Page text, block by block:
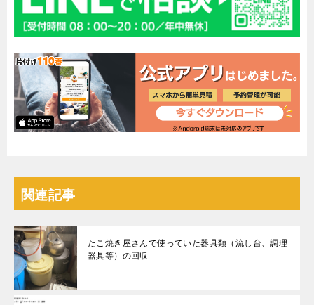
関連記事
たこ焼き屋さんで使っていた器具類（流し台、調理
器具等）の回収